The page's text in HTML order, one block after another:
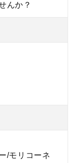
んか？
/モリコーネ